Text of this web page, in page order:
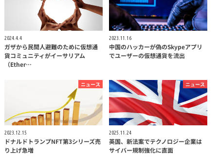
2024.4.4
ガザから民間人避難のために仮想通
貨コミュニティがイーサリアム
（Ether…
2023.11.16
中国のハッカーが偽のSkypeアプリ
でユーザーの仮想通貨を流出
ニュース
2023.12.15
ドナルドトランプNFT第3シリーズ売
り上げ急増
ニュース
2025.11.24
英国、新法案でテクノロジー企業は
サイバー規制強化に直面